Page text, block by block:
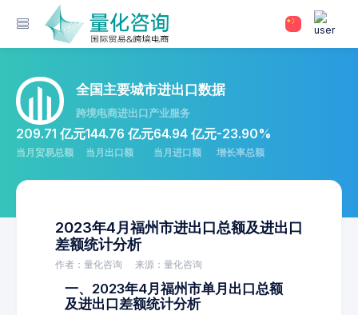
全国主要城市进出口数据
跨境电商进出口产业服务
209.71 亿元
当月贸易总额
144.76 亿元
当月出口额
64.94 亿元
当月进口额
-23.90%
增长率总额
2023年4月福州市进出口总额及进出口
差额统计分析
作者：量化咨询 来源：量化咨询
一、2023年4月福州市单月出口总额
及进出口差额统计分析